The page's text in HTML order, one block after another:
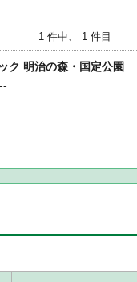
1 件中、 1 件目
ク 明治の森・国定公園